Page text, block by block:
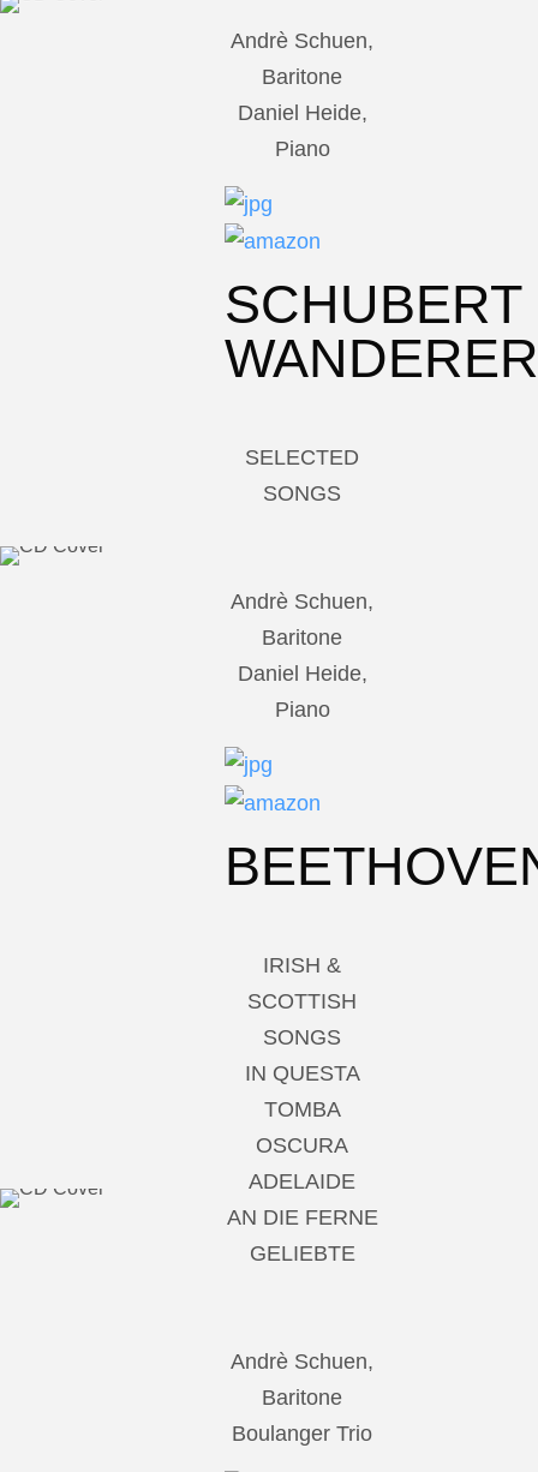
Andrè Schuen,
Baritone
Daniel Heide,
Piano
SCHUBERT
WANDERER
SELECTED
SONGS
Andrè Schuen,
Baritone
Daniel Heide,
Piano
IRISH &
SCOTTISH
SONGS
IN QUESTA
TOMBA
OSCURA
ADELAIDE
AN DIE FERNE
GELIEBTE
Andrè Schuen,
Baritone
Boulanger Trio